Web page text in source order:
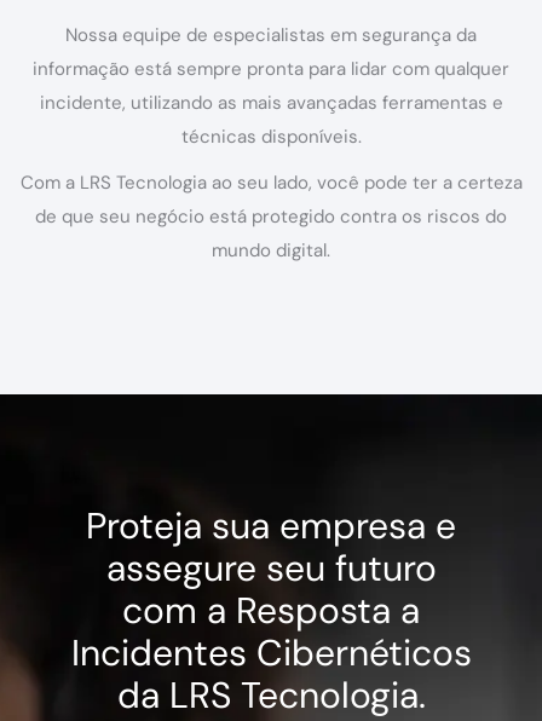
Nossa equipe de especialistas em segurança da
informação está sempre pronta para lidar com qualquer
incidente, utilizando as mais avançadas ferramentas e
técnicas disponíveis.
Com a LRS Tecnologia ao seu lado, você pode ter a certeza
de que seu negócio está protegido contra os riscos do
mundo digital.
Proteja sua empresa e
assegure seu futuro
com a Resposta a
Incidentes Cibernéticos
da LRS Tecnologia.